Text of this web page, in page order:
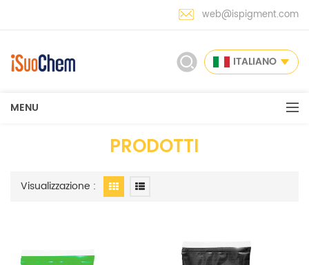
web@ispigment.com
ITALIANO
MENU
PRODOTTI
Visualizzazione :